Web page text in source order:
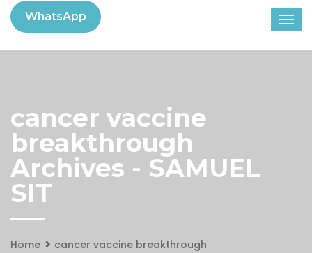
WhatsApp
cancer vaccine
breakthrough
Archives - SAMUEL
SIT
Home cancer vaccine breakthrough